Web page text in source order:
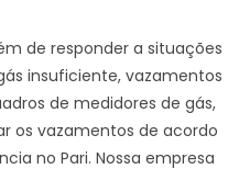
de responder a situações
insuficiente, vazamentos
de medidores de gás,
os vazamentos de acordo
no Pari. Nossa empresa